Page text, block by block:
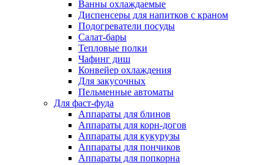
Ванны охлаждаемые
Диспенсеры для напитков с краном
Подогреватели посуды
Салат-бары
Тепловые полки
Чафинг диш
Конвейер охлаждения
Для закусочных
Пельменные автоматы
Для фаст-фуда
Аппараты для блинов
Аппараты для корн-догов
Аппараты для кукурузы
Аппараты для пончиков
Аппараты для попкорна